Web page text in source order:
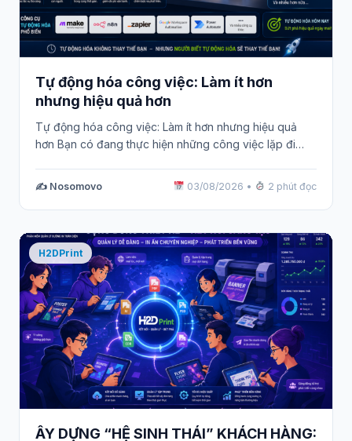
Tự động hóa công việc: Làm ít hơn
nhưng hiệu quả hơn
Tự động hóa công việc: Làm ít hơn nhưng hiệu quả
hơn Bạn có đang thực hiện những công việc lặp đi…
✍️ Nosomovo 03/08/2026 • 2 phút đọc
H2DPrint
ÂY DỰNG “HỆ SINH THÁI” KHÁCH HÀNG: